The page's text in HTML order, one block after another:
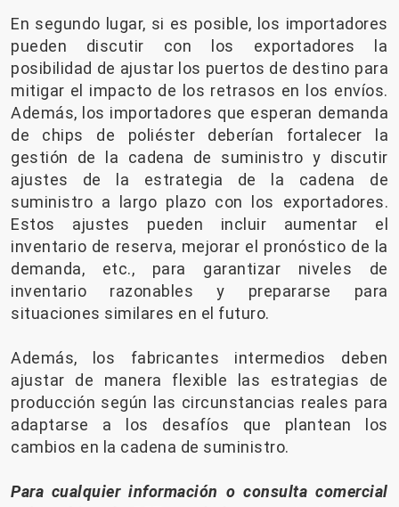
En segundo lugar, si es posible, los importadores
pueden discutir con los exportadores la
posibilidad de ajustar los puertos de destino para
mitigar el impacto de los retrasos en los envíos.
Además, los importadores que esperan demanda
de chips de poliéster deberían fortalecer la
gestión de la cadena de suministro y discutir
ajustes de la estrategia de la cadena de
suministro a largo plazo con los exportadores.
Estos ajustes pueden incluir aumentar el
inventario de reserva, mejorar el pronóstico de la
demanda, etc., para garantizar niveles de
inventario razonables y prepararse para
situaciones similares en el futuro.
Además, los fabricantes intermedios deben
ajustar de manera flexible las estrategias de
producción según las circunstancias reales para
adaptarse a los desafíos que plantean los
cambios en la cadena de suministro.
Para cualquier información o consulta comercial